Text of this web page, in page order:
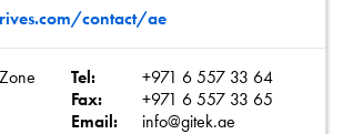
contact/ae
Tel:
+971 6 557 33 64
Fax:
+971 6 557 33 65
Email:
info@gitek.ae